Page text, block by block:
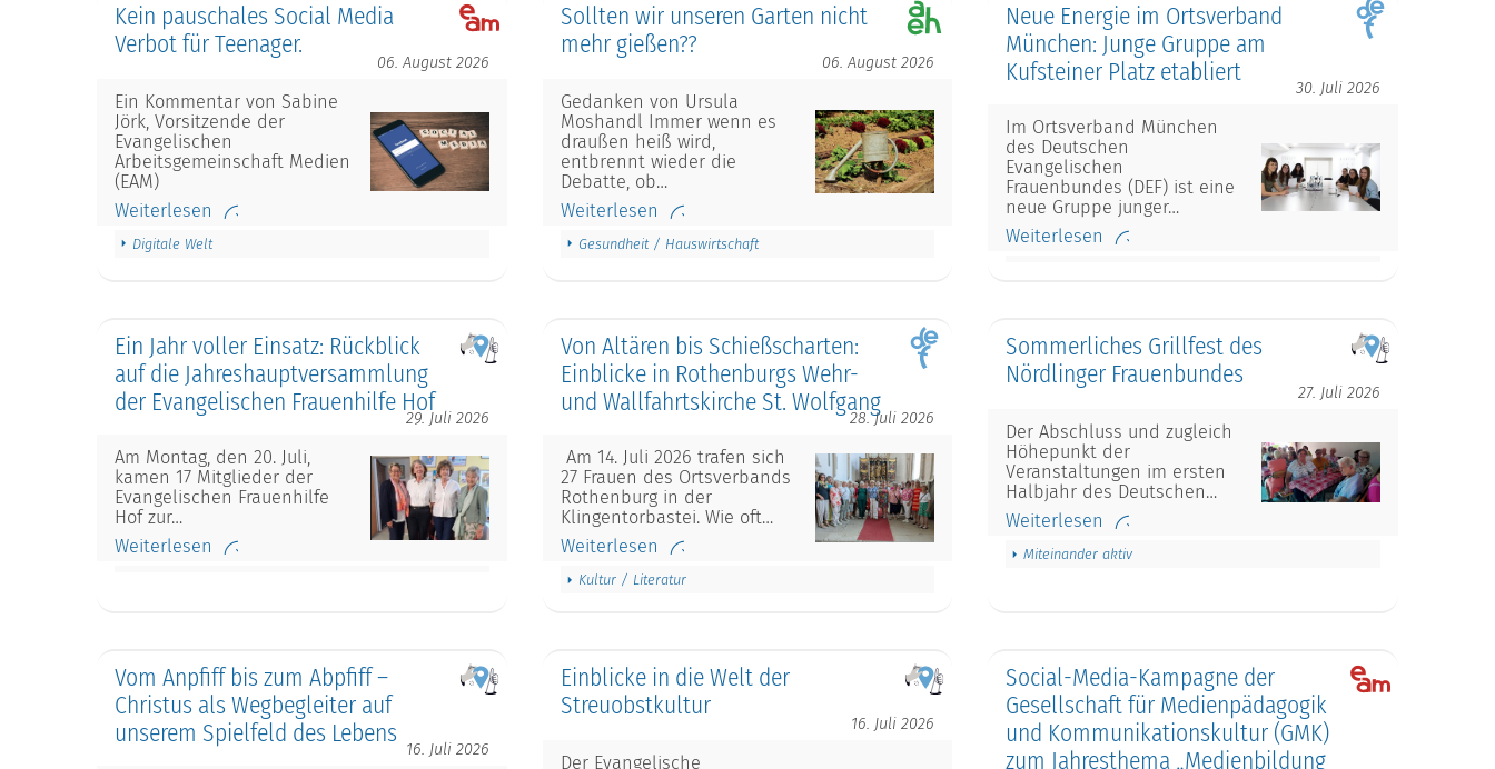
Kein pauschales Social Media
Verbot für Teenager.
06. August 2026
Ein Kommentar von Sabine
Jörk, Vorsitzende der
Evangelischen
Arbeitsgemeinschaft Medien
(EAM)
Weiterlesen
Digitale Welt
Sollten wir unseren Garten nicht
mehr gießen??
06. August 2026
Gedanken von Ursula
Moshandl Immer wenn es
draußen heiß wird,
entbrennt wieder die
Debatte, ob…
Weiterlesen
Gesundheit / Hauswirtschaft
Neue Energie im Ortsverband
München: Junge Gruppe am
Kufsteiner Platz etabliert
30. Juli 2026
Im Ortsverband München
des Deutschen
Evangelischen
Frauenbundes (DEF) ist eine
neue Gruppe junger…
Weiterlesen
Ein Jahr voller Einsatz: Rückblick
auf die Jahreshauptversammlung
der Evangelischen Frauenhilfe Hof
29. Juli 2026
Am Montag, den 20. Juli,
kamen 17 Mitglieder der
Evangelischen Frauenhilfe
Hof zur…
Weiterlesen
Von Altären bis Schießscharten:
Einblicke in Rothenburgs Wehr-
und Wallfahrtskirche St. Wolfgang
28. Juli 2026
Am 14. Juli 2026 trafen sich
27 Frauen des Ortsverbands
Rothenburg in der
Klingentorbastei. Wie oft…
Weiterlesen
Kultur / Literatur
Sommerliches Grillfest des
Nördlinger Frauenbundes
27. Juli 2026
Der Abschluss und zugleich
Höhepunkt der
Veranstaltungen im ersten
Halbjahr des Deutschen…
Weiterlesen
Miteinander aktiv
Vom Anpfiff bis zum Abpfiff –
Christus als Wegbegleiter auf
unserem Spielfeld des Lebens
16. Juli 2026
Einblicke in die Welt der
Streuobstkultur
16. Juli 2026
Der Evangelische
Social-Media-Kampagne der
Gesellschaft für Medienpädagogik
und Kommunikationskultur (GMK)
zum Jahresthema „Medienbildung